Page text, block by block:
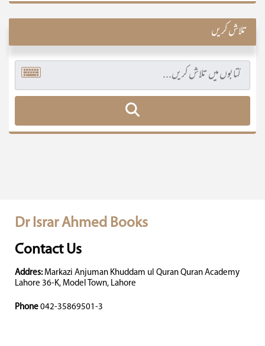
تلاش کریں
Dr Israr Ahmed Books
Contact Us
Addres: Markazi Anjuman Khuddam ul Quran Quran Academy
Lahore 36-K, Model Town, Lahore
Phone 042-35869501-3